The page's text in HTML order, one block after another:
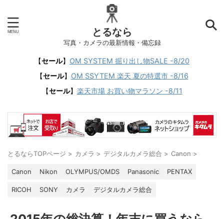
とるなら
写真・カメラの最新情報・備忘録
【セール】 OM SYSTEM 掘り出し物SALE -8/20
【セール】 OM SSYTEM 楽天 夏の特選市 -8/16
【セール】 楽天市場 お買い物マラソン -8/11
とるならTOPページ > カメラ > デジタルカメラ総合 > Canon >
Canon Nikon OLYMPUS/OMDS Panasonic PENTAX
RICOH SONY カメラ デジタルカメラ総合